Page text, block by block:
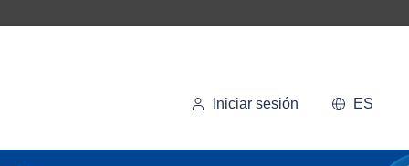
Iniciar sesión ES